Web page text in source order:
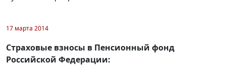
17 марта 2014
Страховые взносы в Пенсионный фонд
Российской Федерации: